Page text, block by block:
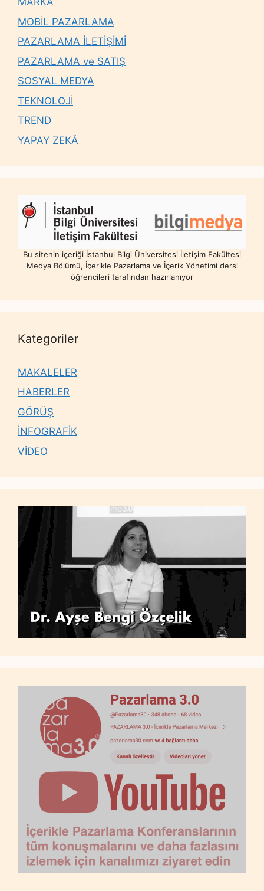
MOBİL PAZARLAMA
PAZARLAMA İLETİŞİMİ
PAZARLAMA ve SATIŞ
SOSYAL MEDYA
TEKNOLOJİ
TREND
YAPAY ZEKÂ
Bu sitenin içeriği İstanbul Bilgi Üniversitesi İletişim Fakültesi
Medya Bölümü, İçerikle Pazarlama ve İçerik Yönetimi dersi
öğrencileri tarafından hazırlanıyor
Kategoriler
MAKALELER
HABERLER
GÖRÜŞ
İNFOGRAFİK
VİDEO